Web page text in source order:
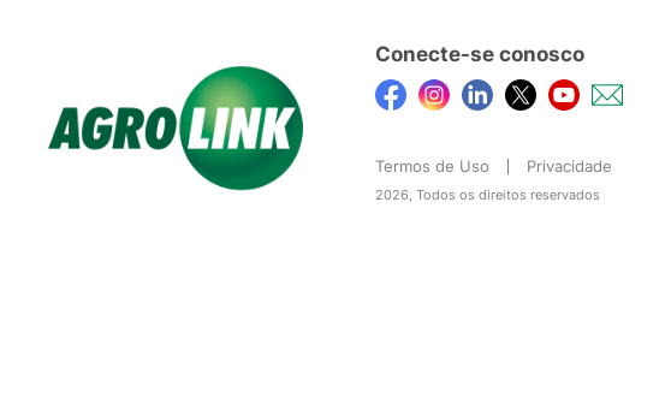
Conecte-se conosco
Termos de Uso Privacidade
2026, Todos os direitos reservados